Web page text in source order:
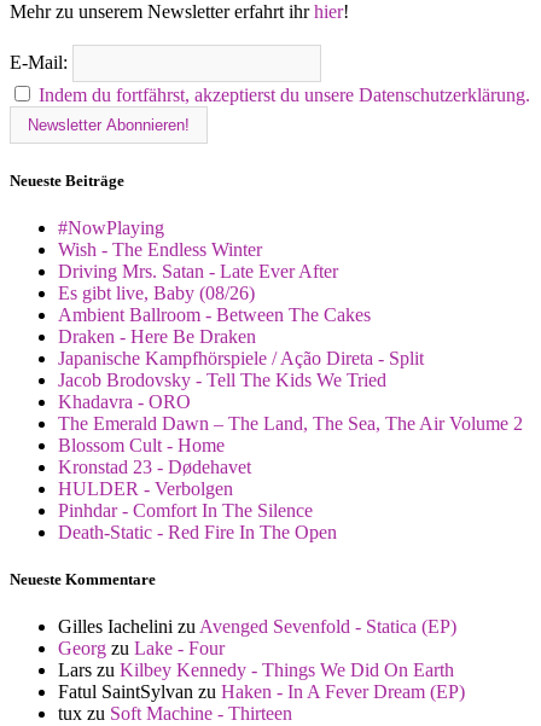
Mehr zu unserem Newsletter erfahrt ihrhier!
E-Mail:
Indem du fortfährst, akzeptierst du unsere Datenschutzerklärung.
Neueste Beiträge
#NowPlaying
Wish - The Endless Winter
Driving Mrs. Satan - Late Ever After
Es gibt live, Baby (08/26)
Ambient Ballroom - Between The Cakes
Draken - Here Be Draken
Japanische Kampfhörspiele / Ação Direta - Split
Jacob Brodovsky - Tell The Kids We Tried
Khadavra - ORO
The Emerald Dawn – The Land, The Sea, The Air Volume 2
Blossom Cult - Home
Kronstad 23 - Dødehavet
HULDER - Verbolgen
Pinhdar - Comfort In The Silence
Death-Static - Red Fire In The Open
Neueste Kommentare
Gilles Iachelini zu Avenged Sevenfold - Statica (EP)
Georg zu Lake - Four
Lars zu Kilbey Kennedy - Things We Did On Earth
Fatul SaintSylvan zu Haken - In A Fever Dream (EP)
tux zu Soft Machine - Thirteen